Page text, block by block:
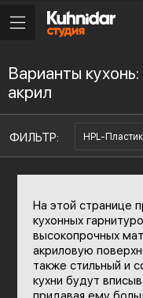
Варианты
акрил
ФИЛЬТР: HPL-Пластик
На этой странице
кухонных
высокопрочных
акриловую
также стильный и
кухни будут